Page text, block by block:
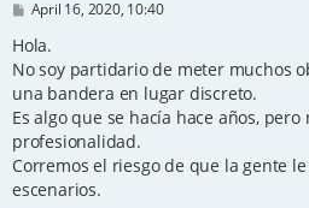
P
s
t
April 16, 2020, 10:40
Hola.
No soy partidario de meter muchos
una bandera en lugar discreto.
Es algo que se hacía hace años, pero
profesionalidad.
Corremos el riesgo de que la gente
escenarios.